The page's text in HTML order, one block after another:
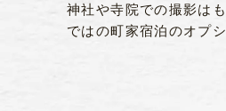
神社や寺院での撮影は
ではの町家宿泊のオプ